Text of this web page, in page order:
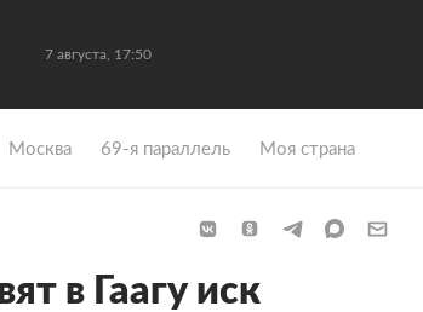
7 августа, 17:50
Москва 69-я параллель Моя страна
в Гаагу иск